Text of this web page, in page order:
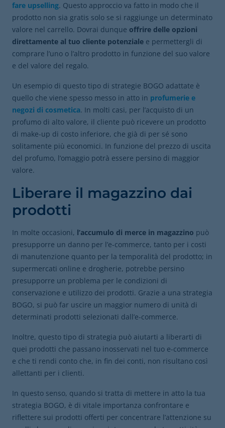
fare upselling. Questo approccio va fatto in modo che il
prodotto non sia gratis solo se si raggiunge un determinato
valore nel carrello. Dovrai dunque offrire delle opzioni
direttamente al tuo cliente potenziale e permettergli di
comprare l’uno o l’altro prodotto in funzione del suo valore
e del valore del regalo.
Un esempio di questo tipo di strategie BOGO adattate è
quello che viene spesso messo in atto in profumerie e
negozi di cosmetica. In molti casi, per l’acquisto di un
profumo di alto valore, il cliente può ricevere un prodotto
di make-up di costo inferiore, che già di per sé sono
solitamente più economici. In funzione del prezzo di uscita
del profumo, l’omaggio potrà essere persino di maggior
valore.
Liberare il magazzino dai
prodotti
In molte occasioni, l’accumulo di merce in magazzino può
presupporre un danno per l’e-commerce, tanto per i costi
di manutenzione quanto per la temporalità del prodotto; in
supermercati online e drogherie, potrebbe persino
presupporre un problema per le condizioni di
conservazione e utilizzo dei prodotti. Grazie a una strategia
BOGO, si può far uscire un maggior numero di unità di
determinati prodotti selezionati dall’e-commerce.
Inoltre, questo tipo di strategia può aiutarti a liberarti di
quei prodotti che passano inosservati nel tuo e-commerce
e che ti rendi conto che, in fin dei conti, non risultano così
allettanti per i clienti.
In questo senso, quando si tratta di mettere in atto la tua
strategia BOGO, è di vitale importanza confrontare e
riflettere sui prodotti offerti per concentrare l’attenzione su